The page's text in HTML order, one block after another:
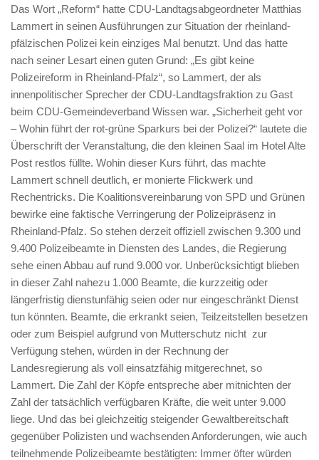
Das Wort „Reform“ hatte CDU-Landtagsabgeordneter Matthias
Lammert in seinen Ausführungen zur Situation der rheinland-
pfälzischen Polizei kein einziges Mal benutzt. Und das hatte
nach seiner Lesart einen guten Grund: „Es gibt keine
Polizeireform in Rheinland-Pfalz“, so Lammert, der als
innenpolitischer Sprecher der CDU-Landtagsfraktion zu Gast
beim CDU-Gemeindeverband Wissen war. „Sicherheit geht vor
– Wohin führt der rot-grüne Sparkurs bei der Polizei?“ lautete die
Überschrift der Veranstaltung, die den kleinen Saal im Hotel Alte
Post restlos füllte. Wohin dieser Kurs führt, das machte
Lammert schnell deutlich, er monierte Flickwerk und
Rechentricks. Die Koalitionsvereinbarung von SPD und Grünen
bewirke eine faktische Verringerung der Polizeipräsenz in
Rheinland-Pfalz. So stehen derzeit offiziell zwischen 9.300 und
9.400 Polizeibeamte in Diensten des Landes, die Regierung
sehe einen Abbau auf rund 9.000 vor. Unberücksichtigt blieben
in dieser Zahl nahezu 1.000 Beamte, die kurzzeitig oder
längerfristig dienstunfähig seien oder nur eingeschränkt Dienst
tun könnten. Beamte, die erkrankt seien, Teilzeitstellen besetzen
oder zum Beispiel aufgrund von Mutterschutz nicht zur
Verfügung stehen, würden in der Rechnung der
Landesregierung als voll einsatzfähig mitgerechnet, so
Lammert. Die Zahl der Köpfe entspreche aber mitnichten der
Zahl der tatsächlich verfügbaren Kräfte, die weit unter 9.000
liege. Und das bei gleichzeitig steigender Gewaltbereitschaft
gegenüber Polizisten und wachsenden Anforderungen, wie auch
teilnehmende Polizeibeamte bestätigten: Immer öfter würden